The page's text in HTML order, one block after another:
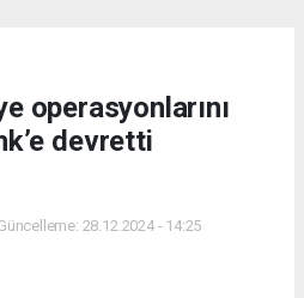
operasyonlarını
devretti
28.12.2024 - 14:25